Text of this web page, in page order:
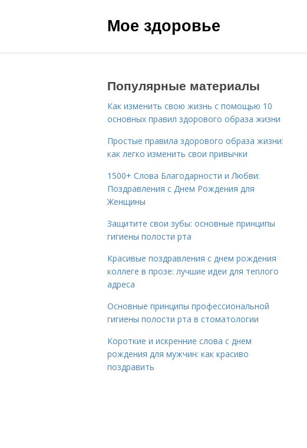
Мое здоровье
Популярные материалы
Как изменить свою жизнь с помощью 10
основных правил здорового образа жизни
Простые правила здорового образа жизни:
как легко изменить свои привычки
1500+ Слова Благодарности и Любви:
Поздравления с Днем Рождения для
Женщины
Защитите свои зубы: основные принципы
гигиены полости рта
Красивые поздравления с днем рождения
коллеге в прозе: лучшие идеи для теплого
адреса
Основные принципы профессиональной
гигиены полости рта в стоматологии
Короткие и искренние слова с днем
рождения для мужчин: как красиво
поздравить